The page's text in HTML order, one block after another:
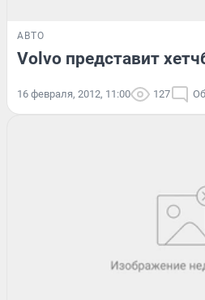
АВТО
Volvo представит
16 февраля, 2012, 11:00 127